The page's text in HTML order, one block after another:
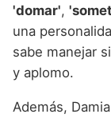
'domar',
una
sabe manejar
y aplomo.
Además,